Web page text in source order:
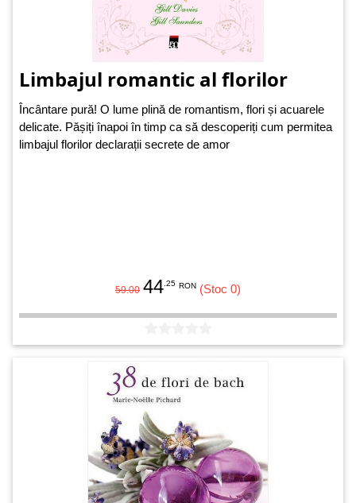
Limbajul romantic al florilor
Încântare pură! O lume plină de romantism, flori și acuarele
delicate. Pășiți înapoi în timp ca să descoperiți cum permitea
limbajul florilor declarații secrete de amor
59.00 44 .25 RON (Stoc 0)